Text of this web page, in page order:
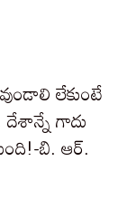
లేకుంటే
దేశాన్నే గాదు
బి. ఆర్.